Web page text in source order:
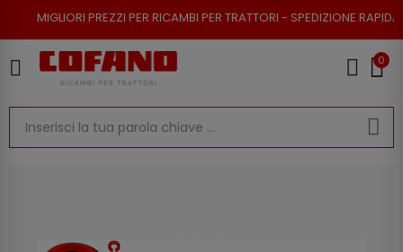
PREZZI PER RICAMBI PER TRATTORI - SPEDIZIONE RAPIDA - RESO
0